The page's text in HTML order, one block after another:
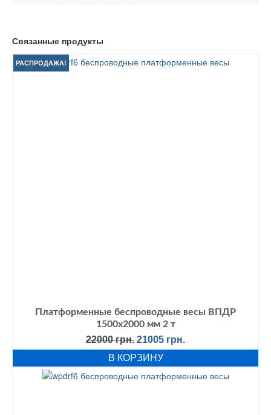
Связанные продукты
РАСПРОДАЖА!
Платформенные беспроводные весы ВПДР
1500х2000 мм 2 т
22000грн. Первоначальная
цена
составляла
22000 грн..
21005 грн.Текущая
цена:
В КОРЗИНУ